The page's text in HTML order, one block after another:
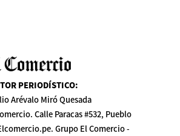
PERIODÍSTICO:
Arévalo Miró Quesada
Calle Paracas #532, Pueblo
Grupo El Comercio -